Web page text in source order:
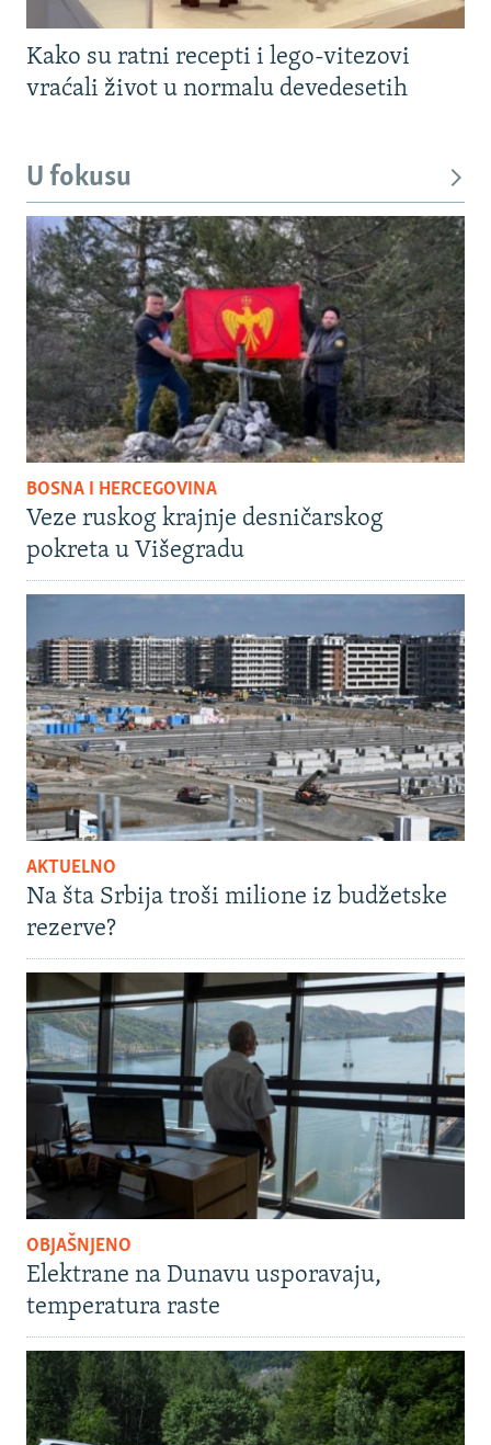
Kako su ratni recepti i lego-vitezovi
vraćali život u normalu devedesetih
U fokusu
BOSNA I HERCEGOVINA
Veze ruskog krajnje desničarskog
pokreta u Višegradu
AKTUELNO
Na šta Srbija troši milione iz budžetske
rezerve?
OBJAŠNJENO
Elektrane na Dunavu usporavaju,
temperatura raste